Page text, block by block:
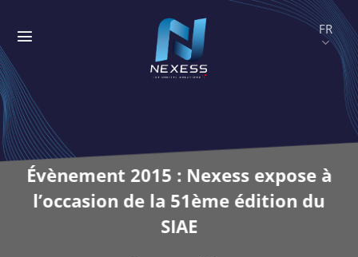
contenu
Évènement 2015 : Nexess expose à
l’occasion de la 51ème édition du
SIAE